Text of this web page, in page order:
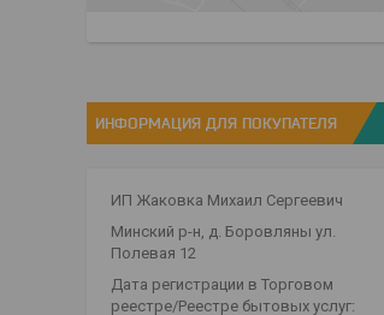
ИНФОРМАЦИЯ ДЛЯ ПОКУПАТЕЛЯ
ИП Жаковка Михаил Сергеевич
Минский р-н, д. Боровляны ул.
Полевая 12
Дата регистрации в Торговом
реестре/Реестре бытовых услуг: